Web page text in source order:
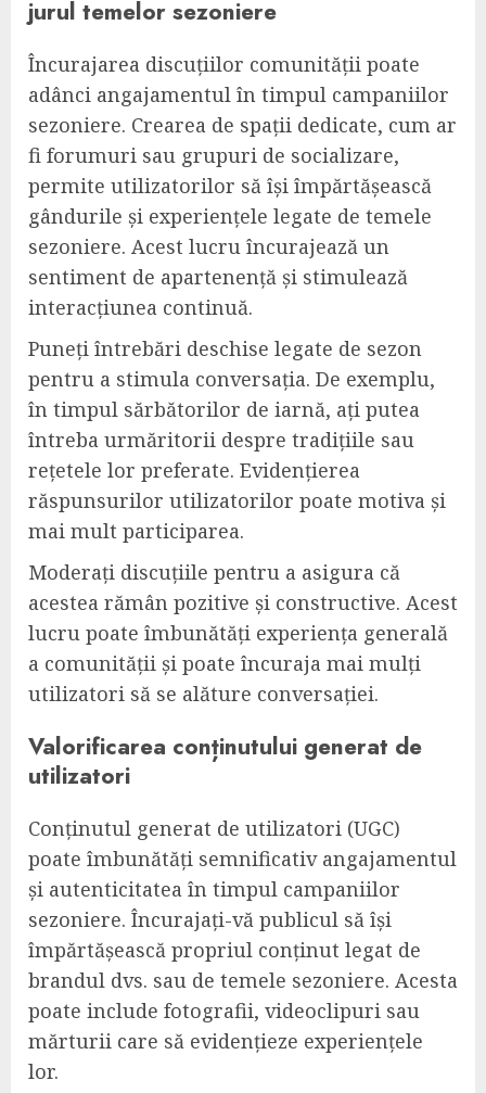
jurul temelor sezoniere
Încurajarea discuțiilor comunității poate
adânci angajamentul în timpul campaniilor
sezoniere. Crearea de spații dedicate, cum ar
fi forumuri sau grupuri de socializare,
permite utilizatorilor să își împărtășească
gândurile și experiențele legate de temele
sezoniere. Acest lucru încurajează un
sentiment de apartenență și stimulează
interacțiunea continuă.
Puneți întrebări deschise legate de sezon
pentru a stimula conversația. De exemplu,
în timpul sărbătorilor de iarnă, ați putea
întreba urmăritorii despre tradițiile sau
rețetele lor preferate. Evidențierea
răspunsurilor utilizatorilor poate motiva și
mai mult participarea.
Moderați discuțiile pentru a asigura că
acestea rămân pozitive și constructive. Acest
lucru poate îmbunătăți experiența generală
a comunității și poate încuraja mai mulți
utilizatori să se alăture conversației.
Valorificarea conținutului generat de
utilizatori
Conținutul generat de utilizatori (UGC)
poate îmbunătăți semnificativ angajamentul
și autenticitatea în timpul campaniilor
sezoniere. Încurajați-vă publicul să își
împărtășească propriul conținut legat de
brandul dvs. sau de temele sezoniere. Acesta
poate include fotografii, videoclipuri sau
mărturii care să evidențieze experiențele
lor.